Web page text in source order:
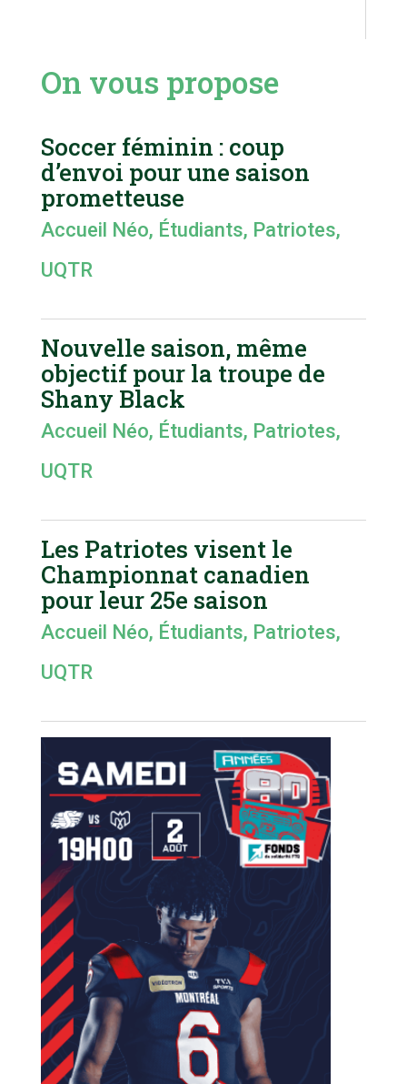
On vous propose
Soccer féminin : coup
d’envoi pour une saison
prometteuse
Accueil Néo, Étudiants, Patriotes,
UQTR
Nouvelle saison, même
objectif pour la troupe de
Shany Black
Accueil Néo, Étudiants, Patriotes,
UQTR
Les Patriotes visent le
Championnat canadien
pour leur 25e saison
Accueil Néo, Étudiants, Patriotes,
UQTR